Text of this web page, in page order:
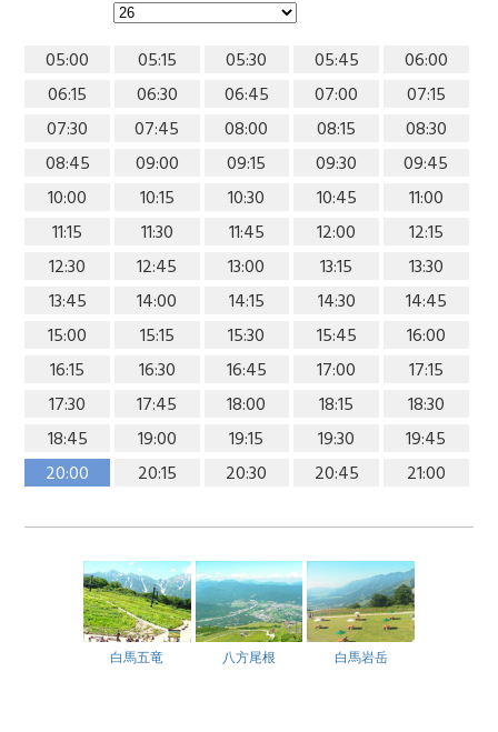
05:00 05:15 05:30 05:45
06:00
06:15
06:30 06:45 07:00
07:15
07:30
07:45 08:00 08:15
08:30
08:45
09:00 09:15 09:30
09:45
10:00
10:15 10:30 10:45
11:00
11:15
11:30 11:45 12:00
12:15
12:30
12:45 13:00 13:15
13:30
13:45
14:00 14:15 14:30
14:45
15:00
15:15 15:30 15:45
16:00
16:15
16:30 16:45 17:00
17:15
17:30
17:45 18:00 18:15
18:30
18:45
19:00 19:15 19:30
19:45
20:00
20:15 20:30 20:45 21:00
白馬五竜 八方尾根 白馬岩岳